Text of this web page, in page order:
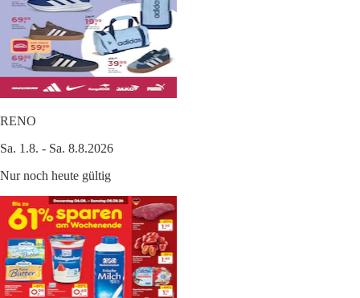
RENO
Sa. 1.8. - Sa. 8.8.2026
Nur noch heute gültig